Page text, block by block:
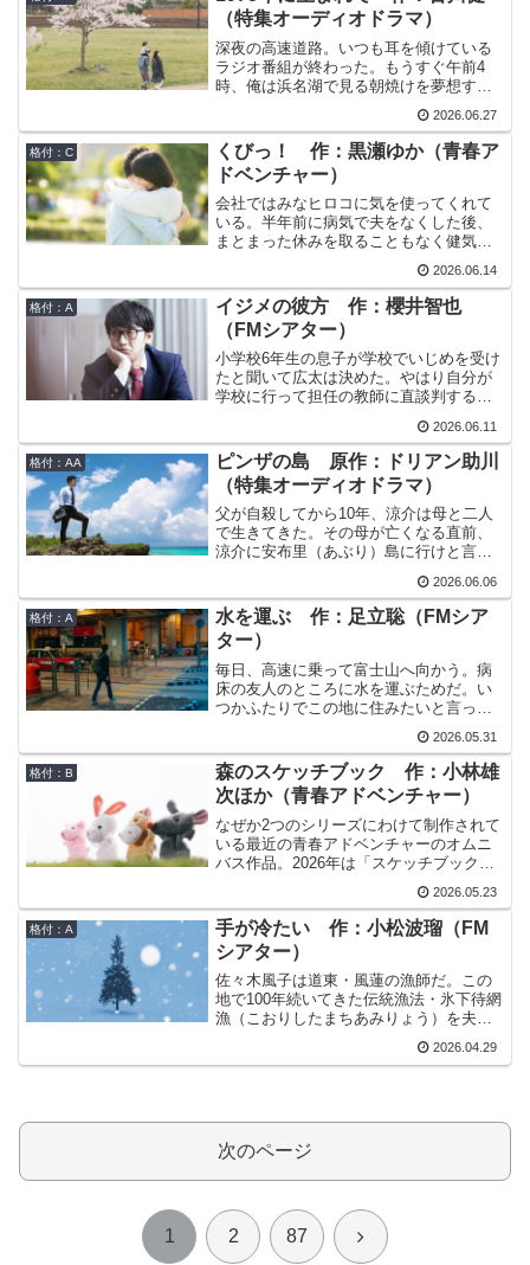
る介護事業に移ること。ただし、施設で
お年寄りを相手に懐メロを歌う、介護施
設専門のアイドル、カイドルになれとい
うのだが…
（特集オーディオドラマ）
深夜の高速道路。いつも耳を傾けている
ラジオ番組が終わった。もうすぐ午前4
時、俺は浜名湖で見る朝焼けを夢想す
が、朝焼けを見ると疲れが吹き飛んでし
まう。俺の王様の時間だ。でも最近、娘
の美緒のことを考えると心に影が差す。
苦労して大学に入れたのに就職活動をせ
ずにボランティアに本腰を入れたいとい
うのだから。娘にはお金で苦労して欲し
くないのに。
2026.06.27
格付：C
くびっ！ 作：黒瀬ゆか（青春ア
ドベンチャー）
会社ではみなヒロコに気を使ってくれて
いる。半年前に病気で夫をなくした後、
まとまった休みを取ることもなく健気に
コの心の中にはぽっかりと大きな穴が開
いていた。それを忘れるため、夫の思い
出の地を巡る温泉旅行に週末ごとに行っ
ていたのだが…今週は急な台風で行けな
くなってしまった。どうしよう…考えた
末に思い出したのは生前、夫と行った大
手町にある平将門の首塚。あそこから今
2026.06.14
格付：A
イジメの彼方 作：櫻井智也
（FMシアター）
小学校6年生の息子が学校でいじめを受け
たと聞いて広太は決めた。やはり自分が
学校に行って担任の教師に直談判するし
妻はどうしたらよいかわからないとい
う。そして、息子は親に介入して欲しく
ないようだ。しかし、高校生の頃にイジ
メの被害者だった自分なら息子の気持ち
を代弁できると思うのだ。
2026.06.11
格付：AA
ピンザの島 原作：ドリアン助川
（特集オーディオドラマ）
父が自殺してから10年、涼介は母と二人
で生きてきた。その母が亡くなる直前、
涼介に安布里（あぶり）島に行けと言っ
会える、と。父と母、そしてその「希望
を失わない人」はどういった関係だった
のだろうか。3人は昔、チーズ作りを志し
ていたらしいのだが。
2026.06.06
格付：A
水を運ぶ 作：足立聡（FMシア
ター）
毎日、高速に乗って富士山へ向かう。病
床の友人のところに水を運ぶためだ。い
つかふたりでこの地に住みたいと言っ
いや、そもそも彼にもう時間は残されて
いない。それでも私は水を運ぶ。彼の恋
人はそれをどう思っているのだろうか。
2026.05.31
格付：B
森のスケッチブック 作：小林雄
次ほか（青春アドベンチャー）
なぜか2つのシリーズにわけて制作されて
いる最近の青春アドベンチャーのオムニ
バス作品。2026年は「スケッチブックシ
ケッチブックとして制作されたのがこの
「森のスケッチブック」です。スケッチ
ブックシリーズは「ソラ」とか「風」と
か「雨」とか「雪」とか頭上にあるもの
をテーマとしているイメージがあったの
ですが、本作品は「森」ですので、そん
なルールはないのかもしれません。
2026.05.23
格付：A
手が冷たい 作：小松波瑠（FM
シアター）
佐々木風子は道東・風蓮の漁師だ。この
地で100年続いてきた伝統漁法・氷下待網
漁（こおりしたまちあみりょう）を夫と
ふたりで続けてきた。しかし夫が他界し
た今、ひとりではとても続けることがで
い。この冷たい手が憎い。
2026.04.29
次のページ
1 2 87 次